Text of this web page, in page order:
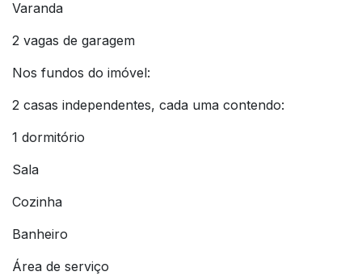
Varanda
2 vagas de garagem
Nos fundos do imóvel:
2 casas independentes, cada uma contendo:
1 dormitório
Sala
Cozinha
Banheiro
Área de serviço